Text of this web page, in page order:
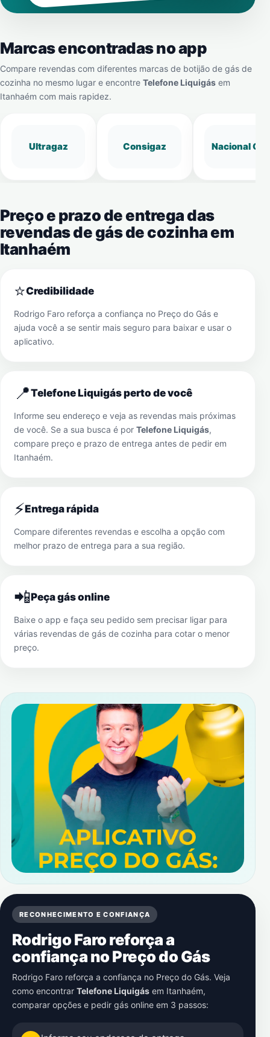
Marcas encontradas no app
Compare revendas com diferentes marcas de botijão de gás de
cozinha no mesmo lugar e encontre Telefone Liquigás em
Itanhaém com mais rapidez.
Ultragaz Consigaz Nacional Gás
Preço e prazo de entrega das
revendas de gás de cozinha em
Itanhaém
⭐Credibilidade
Rodrigo Faro reforça a confiança no Preço do Gás e
ajuda você a se sentir mais seguro para baixar e usar o
aplicativo.
📍Telefone Liquigás perto de você
Informe seu endereço e veja as revendas mais próximas
de você. Se a sua busca é por Telefone Liquigás,
compare preço e prazo de entrega antes de pedir em
Itanhaém.
⚡Entrega rápida
Compare diferentes revendas e escolha a opção com
melhor prazo de entrega para a sua região.
📲Peça gás online
Baixe o app e faça seu pedido sem precisar ligar para
várias revendas de gás de cozinha para cotar o menor
preço.
RECONHECIMENTO E CONFIANÇA
Rodrigo Faro reforça a
confiança no Preço do Gás
Rodrigo Faro reforça a confiança no Preço do Gás. Veja
como encontrar Telefone Liquigás em Itanhaém,
comparar opções e pedir gás online em 3 passos: